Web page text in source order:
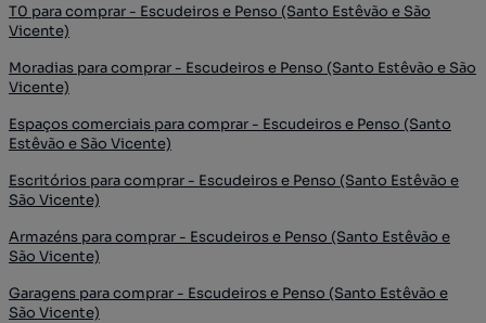
T0 para comprar - Escudeiros e Penso (Santo Estêvão e São
Vicente)
Moradias para comprar - Escudeiros e Penso (Santo Estêvão e São
Vicente)
Espaços comerciais para comprar - Escudeiros e Penso (Santo
Estêvão e São Vicente)
Escritórios para comprar - Escudeiros e Penso (Santo Estêvão e
São Vicente)
Armazéns para comprar - Escudeiros e Penso (Santo Estêvão e
São Vicente)
Garagens para comprar - Escudeiros e Penso (Santo Estêvão e
São Vicente)